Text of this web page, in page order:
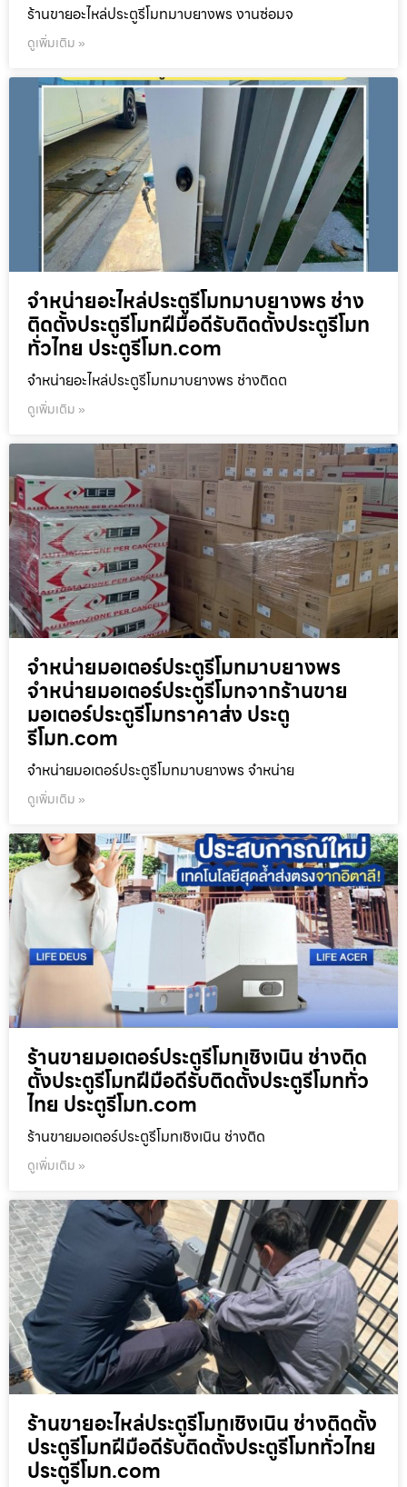
ร้านขายอะไหล่ประตูรีโมทมาบยางพร งานซ่อมจ
ดูเพิ่มเติม »
จำหน่ายอะไหล่ประตูรีโมทมาบยางพร ช่าง
ติดตั้งประตูรีโมทฝีมือดีรับติดตั้งประตูรีโมท
ทั่วไทย ประตูรีโมท.com
จำหน่ายอะไหล่ประตูรีโมทมาบยางพร ช่างติดต
ดูเพิ่มเติม »
จำหน่ายมอเตอร์ประตูรีโมทมาบยางพร
จำหน่ายมอเตอร์ประตูรีโมทจากร้านขาย
มอเตอร์ประตูรีโมทราคาส่ง ประตู
รีโมท.com
จำหน่ายมอเตอร์ประตูรีโมทมาบยางพร จำหน่าย
ดูเพิ่มเติม »
ร้านขายมอเตอร์ประตูรีโมทเชิงเนิน ช่างติด
ตั้งประตูรีโมทฝีมือดีรับติดตั้งประตูรีโมททั่ว
ไทย ประตูรีโมท.com
ร้านขายมอเตอร์ประตูรีโมทเชิงเนิน ช่างติด
ดูเพิ่มเติม »
ร้านขายอะไหล่ประตูรีโมทเชิงเนิน ช่างติดตั้ง
ประตูรีโมทฝีมือดีรับติดตั้งประตูรีโมททั่วไทย
ประตูรีโมท.com